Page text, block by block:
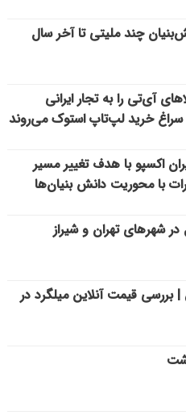
چند ملیتی تا آخر سال
آی‌تی را به تجار ایرانی
خرید لپ‌تاپ استوک می‌روند
اکسپو با هدف تغییر مسیر
با محوریت دانش بنیان‌ها
شهرهای تهران و شیراز
بررسی قیمت آنلاین میلگرد در